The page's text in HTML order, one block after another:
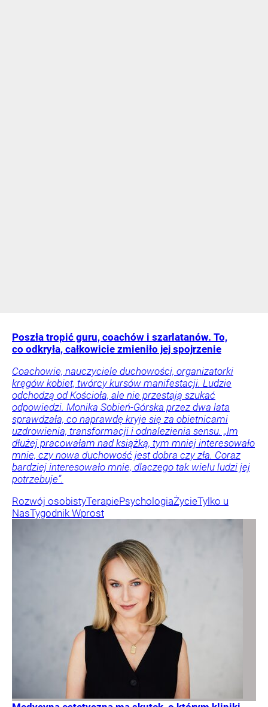
Poszła tropić guru, coachów i szarlatanów. To,
co odkryła, całkowicie zmieniło jej spojrzenie
Coachowie, nauczyciele duchowości, organizatorki
kręgów kobiet, twórcy kursów manifestacji. Ludzie
odchodzą od Kościoła, ale nie przestają szukać
odpowiedzi. Monika Sobień-Górska przez dwa lata
sprawdzała, co naprawdę kryje się za obietnicami
uzdrowienia, transformacji i odnalezienia sensu. „Im
dłużej pracowałam nad książką, tym mniej interesowało
mnie, czy nowa duchowość jest dobra czy zła. Coraz
bardziej interesowało mnie, dlaczego tak wielu ludzi jej
potrzebuje”.
Rozwój osobistyTerapiePsychologiaŻycieTylko u
NasTygodnik Wprost